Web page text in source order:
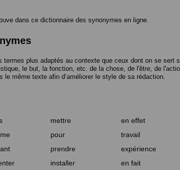
dans ce dictionnaire des synonymes en ligne.
termes plus adaptés au contexte que ceux dont on se sert
le but, la fonction, etc. de la chose, de l'être, de
le même texte afin d’améliorer le style de sa rédaction.
mettre en effet
pour travail
prendre expérience
installer en fait